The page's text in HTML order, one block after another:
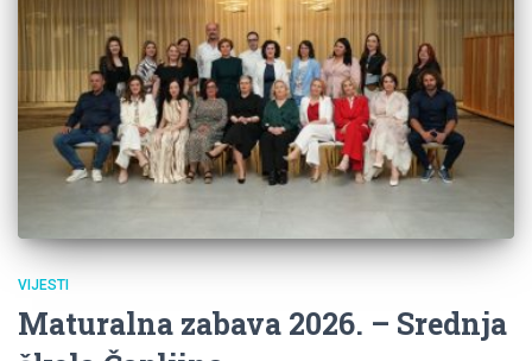
VIJESTI
Maturalna zabava 2026. – Srednja